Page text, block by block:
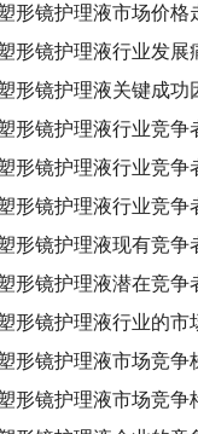
形镜护理液市场价格
形镜护理液行业发展
形镜护理液关键成功
形镜护理液行业竞争
形镜护理液行业竞争
形镜护理液行业竞争
形镜护理液现有竞争
形镜护理液潜在竞争
形镜护理液行业的市
形镜护理液市场竞争
形镜护理液市场竞争